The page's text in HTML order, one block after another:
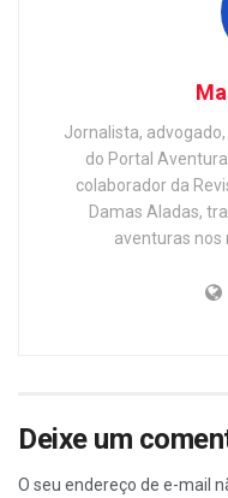
Jornalista,
do Portal
colaborador da
Damas Aladas,
aventuras nos
Deixe um
O seu endereço de e-mail